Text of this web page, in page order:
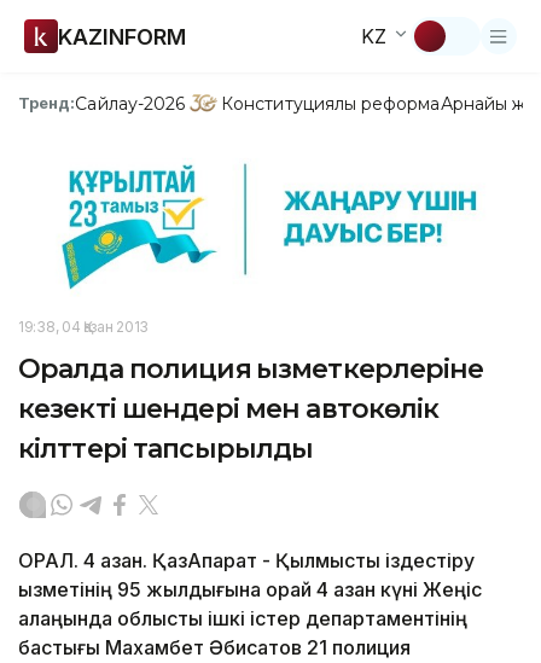
KAZINFORM KZ
Тренд:Сайлау-2026 Конституциялық реформаАрнайы
19:38, 04 Қазан 2013
Оралда полиция қызметкерлеріне
кезекті шендері мен автокөлік
кілттері тапсырылды
ОРАЛ. 4 қазан. ҚазАқпарат - Қылмыстық іздестіру
қызметінің 95 жылдығына орай 4 қазан күні Жеңіс
алаңында облыстық ішкі істер департаментінің
бастығы Махамбет Әбисатов 21 полиция